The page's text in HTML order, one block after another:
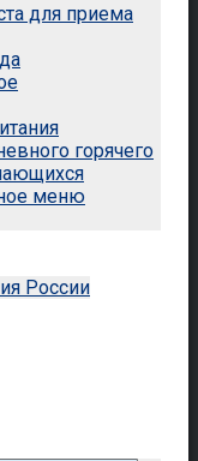
для приема
горячего
меню
России